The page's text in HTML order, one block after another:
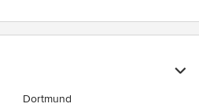
Dortmund